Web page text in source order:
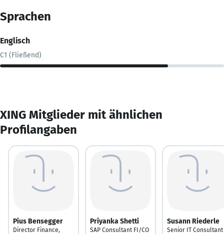
Sprachen
Englisch
C1 (Fließend)
XING Mitglieder mit ähnlichen
Profilangaben
Pius Bensegger
Director Finance,
Priyanka Shetti
SAP Consultant FI/CO
Susann Riederle
Senior IT Consultant